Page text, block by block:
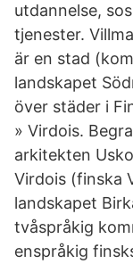
utdannelse,
tjenester.
är en stad
landskapet
över städer i
» Virdois.
arkitekten
Virdois (finska
landskapet
tvåspråkig
enspråkig